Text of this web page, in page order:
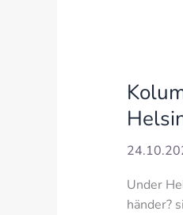
Under
händer?